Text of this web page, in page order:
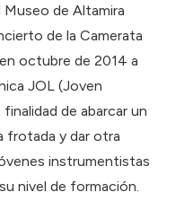
Museo de Altamira
de la Camerata
octubre de 2014 a
JOL (Joven
de abarcar un
frotada y dar otra
instrumentistas
nivel de formación.